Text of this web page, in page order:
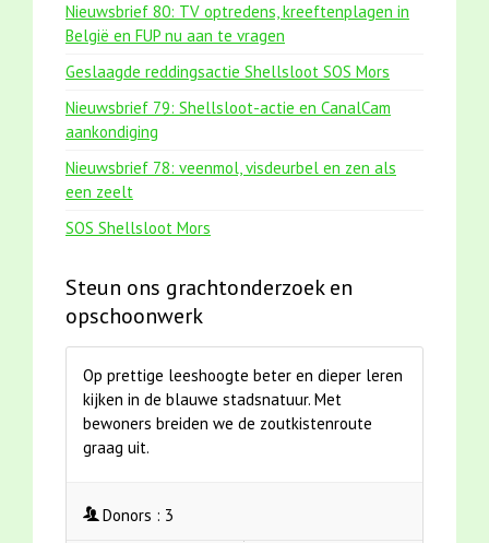
Nieuwsbrief 80: TV optredens, kreeftenplagen in
België en FUP nu aan te vragen
Geslaagde reddingsactie Shellsloot SOS Mors
Nieuwsbrief 79: Shellsloot-actie en CanalCam
aankondiging
Nieuwsbrief 78: veenmol, visdeurbel en zen als
een zeelt
SOS Shellsloot Mors
Steun ons grachtonderzoek en
opschoonwerk
Op prettige leeshoogte beter en dieper leren
kijken in de blauwe stadsnatuur. Met
bewoners breiden we de zoutkistenroute
graag uit.
Donors : 3